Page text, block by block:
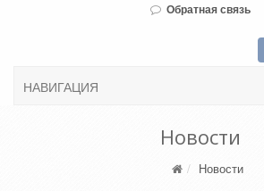
Обратная связь
НАВИГАЦИЯ
Новости
Новости